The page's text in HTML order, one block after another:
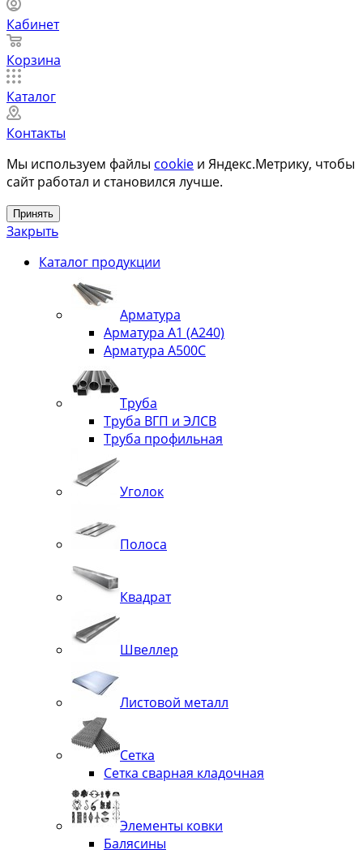
Кабинет
Корзина
Каталог
Контакты
Мы используем файлы cookie и Яндекс.Метрику, чтобы
сайт работал и становился лучше.
Принять
Закрыть
Каталог продукции
Арматура
Арматура А1 (А240)
Арматура А500С
Труба
Труба ВГП и ЭЛСВ
Труба профильная
Уголок
Полоса
Квадрат
Швеллер
Листовой металл
Сетка
Сетка сварная кладочная
Элементы ковки
Балясины